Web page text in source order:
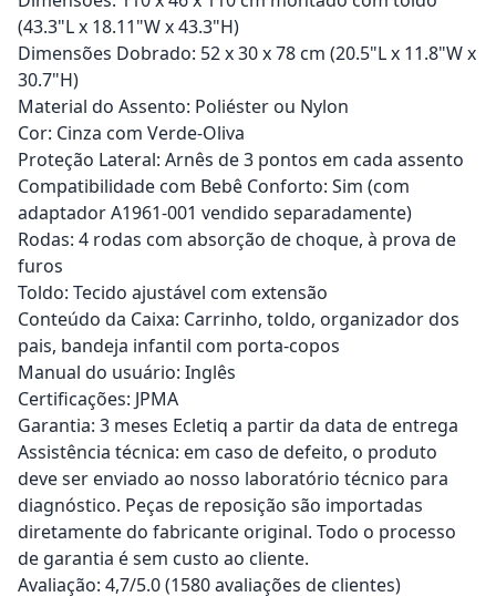
(43.3"L x 18.11"W x 43.3"H)
Dimensões Dobrado: 52 x 30 x 78 cm (20.5"L x 11.8"W x
30.7"H)
Material do Assento: Poliéster ou Nylon
Cor: Cinza com Verde-Oliva
Proteção Lateral: Arnês de 3 pontos em cada assento
Compatibilidade com Bebê Conforto: Sim (com
adaptador A1961-001 vendido separadamente)
Rodas: 4 rodas com absorção de choque, à prova de
furos
Toldo: Tecido ajustável com extensão
Conteúdo da Caixa: Carrinho, toldo, organizador dos
pais, bandeja infantil com porta-copos
Manual do usuário: Inglês
Certificações: JPMA
Garantia: 3 meses Ecletiq a partir da data de entrega
Assistência técnica: em caso de defeito, o produto
deve ser enviado ao nosso laboratório técnico para
diagnóstico. Peças de reposição são importadas
diretamente do fabricante original. Todo o processo
de garantia é sem custo ao cliente.
Avaliação: 4,7/5.0 (1580 avaliações de clientes)